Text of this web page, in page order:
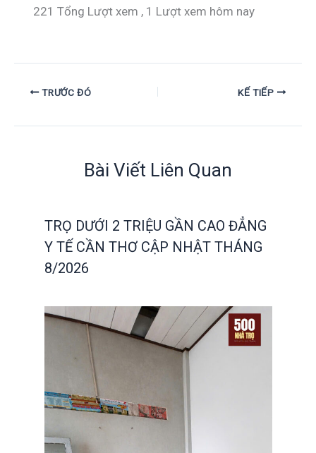
221 Tổng Lượt xem , 1 Lượt xem hôm nay
TRƯỚC ĐÓ KẾ TIẾP
Bài Viết Liên Quan
TRỌ DƯỚI 2 TRIỆU GẦN CAO ĐẲNG
Y TẾ CẦN THƠ CẬP NHẬT THÁNG
8/2026